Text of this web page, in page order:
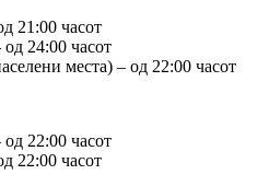
21:00 часот
24:00 часот
места) – од 22:00 часот
22:00 часот
22:00 часот